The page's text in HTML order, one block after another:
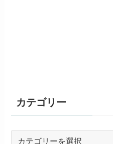
カテゴリー